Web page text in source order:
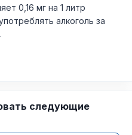
0,16 мг на 1 литр
алкоголь за
следующие